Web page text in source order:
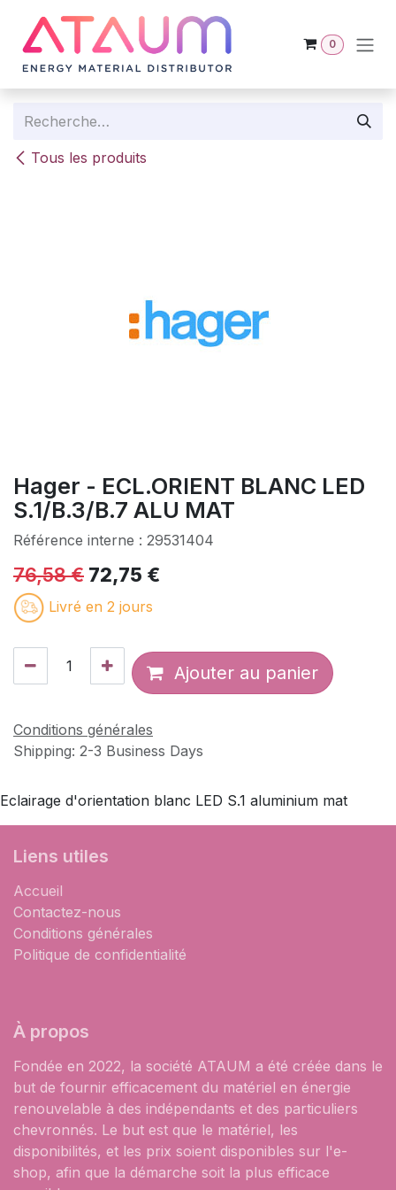
0
Tous les produits
Hager - ECL.ORIENT BLANC LED
S.1/B.3/B.7 ALU MAT
Référence interne : 29531404
76,58€ 72,75 €
Livré en 2 jours
Ajouter au panier
Conditions générales
Shipping: 2-3 Business Days
Eclairage d'orientation blanc LED S.1 aluminium mat
Liens utiles
Accueil
Contactez-nous
Conditions générales
Politique de confidentialité
À propos
Fondée en 2022, la société ATAUM a été créée dans le
but de fournir efficacement du matériel en énergie
renouvelable à des indépendants et des particuliers
chevronnés. Le but est que le matériel, les
disponibilités, et les prix soient disponibles sur l'e-
shop, afin que la démarche soit la plus efficace